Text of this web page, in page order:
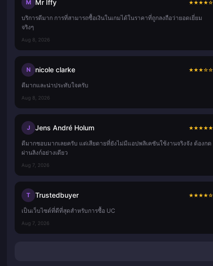
M Mr Iffy ★★★★☆
บริการดีมาก การที่สามารถซื้อเงินในเกมได้ในราคาที่ถูกลงถือว่ายอดเยี่ยม
จริงๆ
Aug 8, 2026
N nicole clarke ★★★☆☆
ดีมากและน่าประทับใจครับ
Aug 8, 2026
J Jens André Holum ★★★★★
ดีมากชอบมากเลยครับ แต่เสียดายที่ยังไม่มีแอปพลิเคชันใช้งานจริงจัง ต้องกด
ผ่านลิงก์อย่างเดียว
Aug 7, 2026
T Trustedbuyer ★★★★☆
เป็นเว็บไซต์ที่ดีที่สุดสำหรับการซื้อ UC
Aug 7, 2026